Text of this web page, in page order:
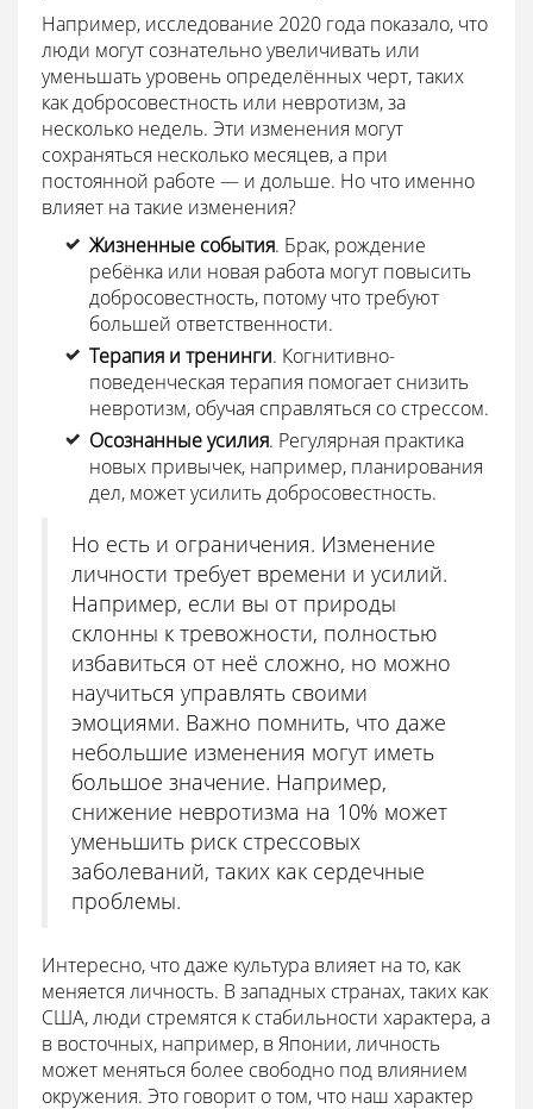
Например, исследование 2020 года показало, что
люди могут сознательно увеличивать или
уменьшать уровень определённых черт, таких
как добросовестность или невротизм, за
несколько недель. Эти изменения могут
сохраняться несколько месяцев, а при
постоянной работе — и дольше. Но что именно
влияет на такие изменения?
Жизненные события. Брак, рождение
ребёнка или новая работа могут повысить
добросовестность, потому что требуют
большей ответственности.
Терапия и тренинги. Когнитивно-
поведенческая терапия помогает снизить
невротизм, обучая справляться со стрессом.
Осознанные усилия. Регулярная практика
новых привычек, например, планирования
дел, может усилить добросовестность.
Но есть и ограничения. Изменение
личности требует времени и усилий.
Например, если вы от природы
склонны к тревожности, полностью
избавиться от неё сложно, но можно
научиться управлять своими
эмоциями. Важно помнить, что даже
небольшие изменения могут иметь
большое значение. Например,
снижение невротизма на 10% может
уменьшить риск стрессовых
заболеваний, таких как сердечные
проблемы.
Интересно, что даже культура влияет на то, как
меняется личность. В западных странах, таких как
США, люди стремятся к стабильности характера, а
в восточных, например, в Японии, личность
может меняться более свободно под влиянием
окружения. Это говорит о том, что наш характер